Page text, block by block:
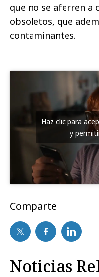
que no se aferren a
obsoletos, que
contaminantes.
Haz clic para
y
Comparte
Noticias